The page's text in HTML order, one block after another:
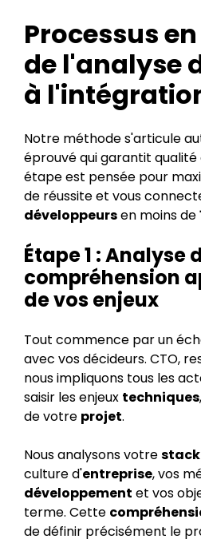
Processus
de l'analyse
à
Notre méthode s'articule
éprouvé qui garantit
étape est pensée pour
de réussite et vous
développeursen moins de
Étape 1 : Analyse
compréhension
de vos enjeux
Tout commence par un
avec vos décideurs. CTO,
nous impliquons tous les
saisir les enjeux techniques
de votre projet.
Nous analysons votre
culture d'entreprise, vos
développement et vos
terme. Cette
de définir précisément le